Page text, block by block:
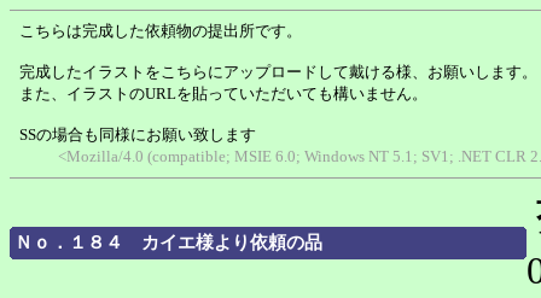
こちらは完成した依頼物の提出所です。
完成したイラストをこちらにアップロードして戴ける様、お願いします。
また、イラストのURLを貼っていただいても構いません。
SSの場合も同様にお願い致します
<Mozilla/4.0 (compatible; MSIE 6.0; Windows NT 5.1; SV1; .NET
Ｎｏ．１８４ カイエ様より依頼の品